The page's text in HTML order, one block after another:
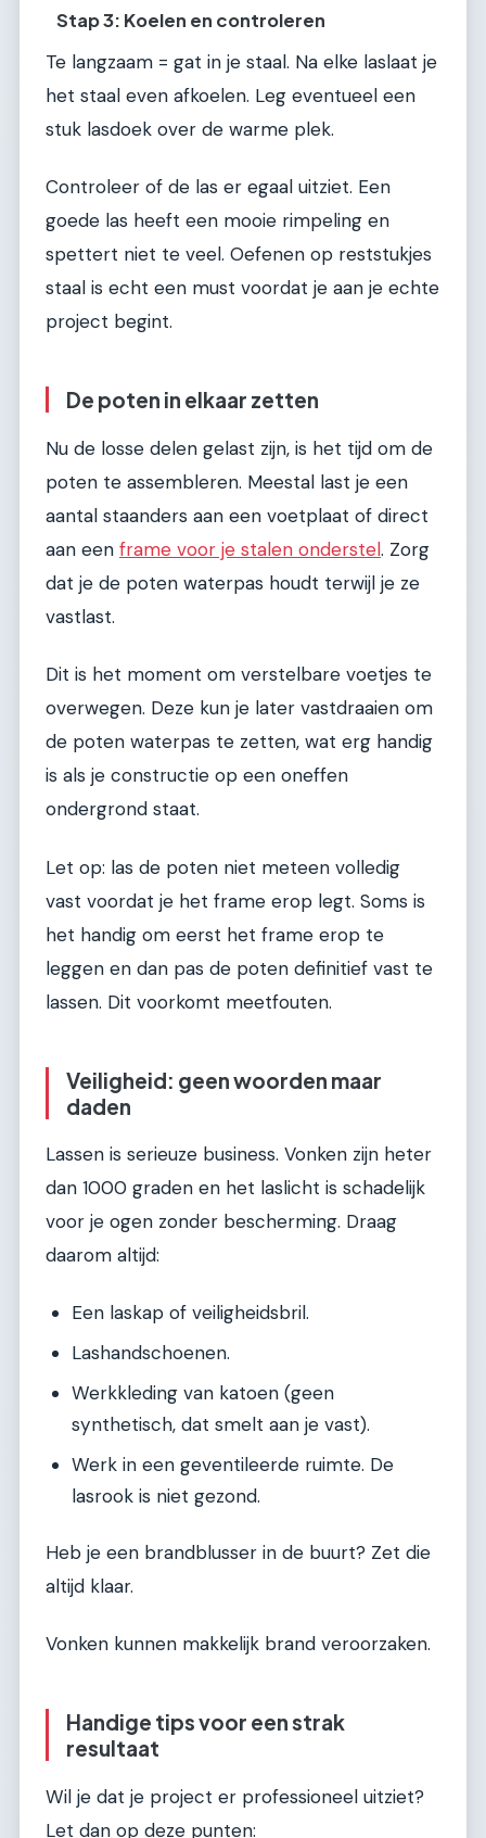
Stap 3: Koelen en controleren
Te langzaam = gat in je staal. Na elke laslaat je
het staal even afkoelen. Leg eventueel een
stuk lasdoek over de warme plek.
Controleer of de las er egaal uitziet. Een
goede las heeft een mooie rimpeling en
spettert niet te veel. Oefenen op reststukjes
staal is echt een must voordat je aan je echte
project begint.
De poten in elkaar zetten
Nu de losse delen gelast zijn, is het tijd om de
poten te assembleren. Meestal last je een
aantal staanders aan een voetplaat of direct
aan een frame voor je stalen onderstel. Zorg
dat je de poten waterpas houdt terwijl je ze
vastlast.
Dit is het moment om verstelbare voetjes te
overwegen. Deze kun je later vastdraaien om
de poten waterpas te zetten, wat erg handig
is als je constructie op een oneffen
ondergrond staat.
Let op: las de poten niet meteen volledig
vast voordat je het frame erop legt. Soms is
het handig om eerst het frame erop te
leggen en dan pas de poten definitief vast te
lassen. Dit voorkomt meetfouten.
Veiligheid: geen woorden maar
daden
Lassen is serieuze business. Vonken zijn heter
dan 1000 graden en het laslicht is schadelijk
voor je ogen zonder bescherming. Draag
daarom altijd:
Een laskap of veiligheidsbril.
Lashandschoenen.
Werkkleding van katoen (geen
synthetisch, dat smelt aan je vast).
Werk in een geventileerde ruimte. De
lasrook is niet gezond.
Heb je een brandblusser in de buurt? Zet die
altijd klaar.
Vonken kunnen makkelijk brand veroorzaken.
Handige tips voor een strak
resultaat
Wil je dat je project er professioneel uitziet?
Let dan op deze punten: